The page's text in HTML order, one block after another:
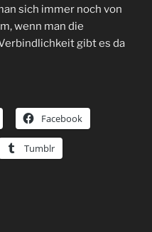
sich immer noch von
wenn man die
gibt es da
Facebook
Tumblr